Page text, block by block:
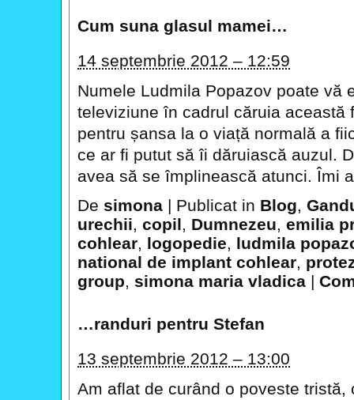
Cum suna glasul mamei…
14 septembrie 2012 – 12:59
Numele Ludmila Popazov poate vă
televiziune în cadrul căruia această
pentru șansa la o viață normală a
ce ar fi putut să îi dăruiască auzul.
avea să se împlinească atunci. Îmi
De simona | Publicat in Blog,
urechii, copil, Dumnezeu, emilia
cohlear, logopedie, ludmila
national de implant cohlear,
group, simona maria vladica |
…randuri pentru Stefan
13 septembrie 2012 – 13:00
Am aflat de curând o poveste